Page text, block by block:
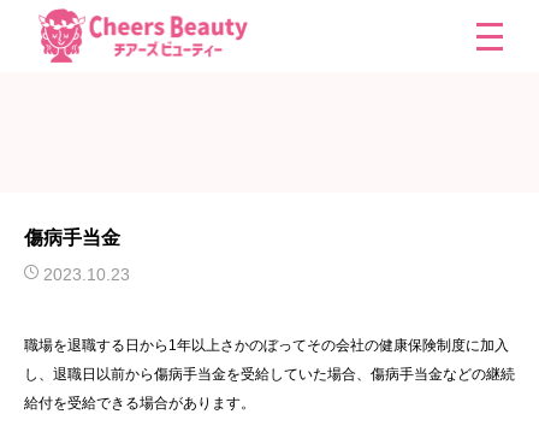
傷病手当金
2023.10.23
職場を退職する日から1年以上さかのぼってその会社の健康保険制度に加入
し、退職日以前から傷病手当金を受給していた場合、傷病手当金などの継続
給付を受給できる場合があります。